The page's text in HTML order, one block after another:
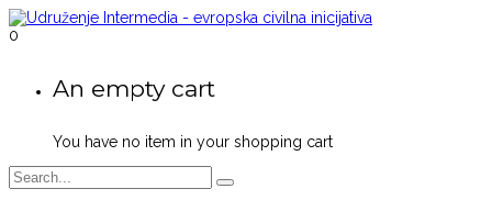
0
An empty cart
You have no item in your shopping cart